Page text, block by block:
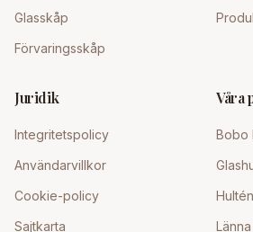
Glasskåp
Förvaringsskåp
Juridik
Integritetspolicy
Användarvillkor
Cookie-policy
Sajtkarta
Våra
Bobo